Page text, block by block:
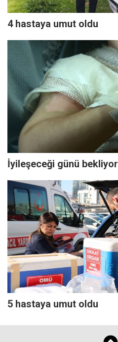
4 hastaya umut oldu
İyileşeceği günü bekliyor
5 hastaya umut oldu